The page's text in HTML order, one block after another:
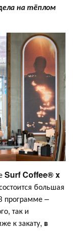
на тёплом
Surf Coffee® x
большая
программе –
так и
к закату, в